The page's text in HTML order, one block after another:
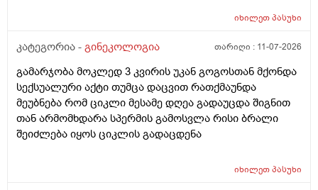
მენსტრუაცია 10 დღეა გადამიცდს,,, ორსულობას არ
თვე გავიდა... 9 ივლის რო დავორსულებოდი როგორ
ტკივილის ხან არა, შარდვის შემდეგ ტკივილი და
შებერილობის შეგრძმება...ჩემით ორციპოლი და
ნოშპაც დავლიეე.... რა უნდა ვქნა
იხილეთპასუხი
კატეგორია - გინეკოლოგია თარიღი : 11-07-2026
გამარჯობა მოკლედ 3 კვირის უკან გოგოსთან მქონდა
სექსუალური აქტი თუმცა დაცვით რათქმაუნდა
მეუბნება რომ ციკლი მესამე დღეა გადაუცდა შიგნით
თან არმომხდარა სპერმის გამოსვლა რისი ბრალი
შეიძლება იყოს ციკლის გადაცდენა
იხილეთპასუხი